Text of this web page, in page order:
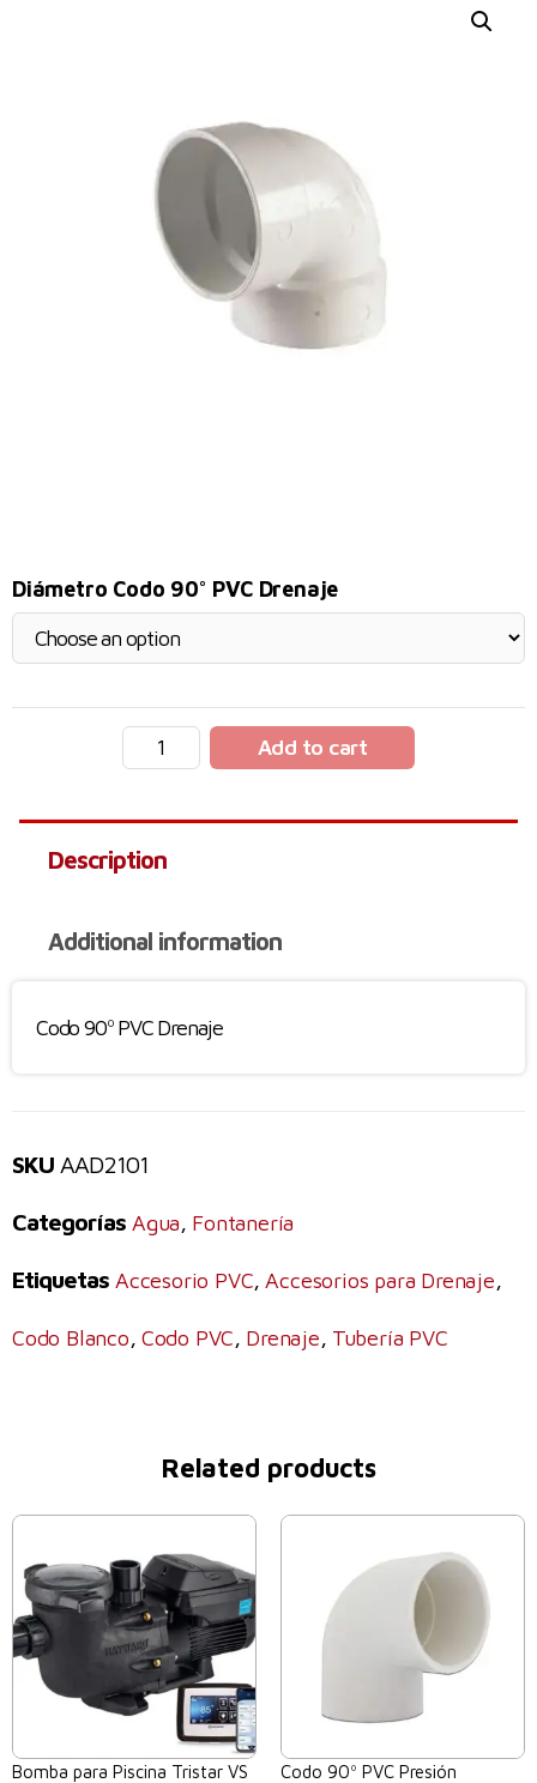
Diámetro Codo 90° PVC Drenaje
Add to cart
Description
Additional information
Codo 90º PVC Drenaje
SKU AAD2101
Categorías Agua, Fontanería
Etiquetas Accesorio PVC, Accesorios para Drenaje,
Codo Blanco, Codo PVC, Drenaje, Tubería PVC
Related products
Bomba para Piscina Tristar VS
Codo 90º PVC Presión